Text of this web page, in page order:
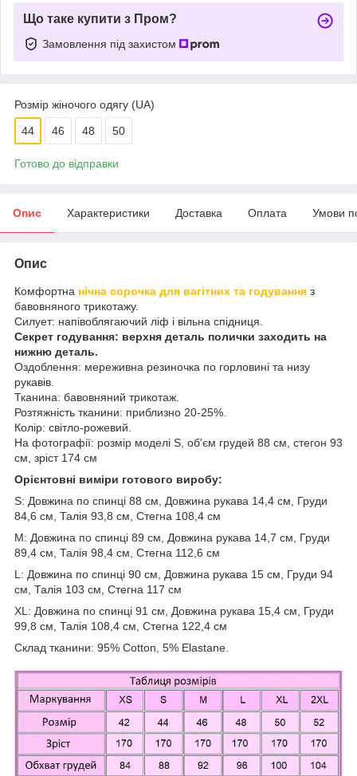
Що таке купити з Пром?
Замовлення під захистом
Розмір жіночого одягу (UA)
44 46 48 50
Готово до відправки
Опис Характеристики Доставка Оплата Умови
Опис
Комфортна нічна сорочка для вагітних та годування з
бавовняного трикотажу.
Силует: напівоблягаючий ліф і вільна спідниця.
Секрет годування: верхня деталь полички заходить на
нижню деталь.
Оздоблення: мереживна резиночка по горловині та низу
рукавів.
Тканина: бавовняний трикотаж.
Розтяжність тканини: приблизно 20-25%.
Колір: світло-рожевий.
На фотографії: розмір моделі S, об'єм грудей 88 см, стегон 93
см, зріст 174 см
Орієнтовні виміри готового виробу:
S: Довжина по спинці 88 см, Довжина рукава 14,4 см, Груди
84,6 см, Талія 93,8 см, Стегна 108,4 см
M: Довжина по спинці 89 см, Довжина рукава 14,7 см, Груди
89,4 см, Талія 98,4 см, Стегна 112,6 см
L: Довжина по спинці 90 см, Довжина рукава 15 см, Груди 94
см, Талія 103 см, Стегна 117 см
XL: Довжина по спинці 91 см, Довжина рукава 15,4 см, Груди
99,8 см, Талія 108,4 см, Стегна 122,4 см
Склад тканини: 95% Cotton, 5% Elastane.